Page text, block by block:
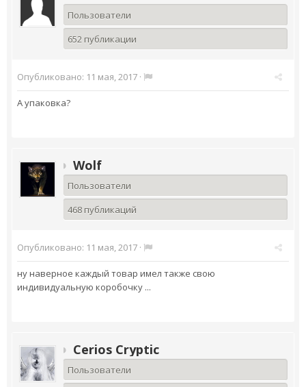
Пользователи
652 публикации
Опубликовано: 11 мая, 2017 ·
А упаковка?
Wolf
Пользователи
468 публикаций
Опубликовано: 11 мая, 2017 ·
ну наверное каждый товар имел также свою
индивидуальную коробочку ...
Cerios Cryptic
Пользователи